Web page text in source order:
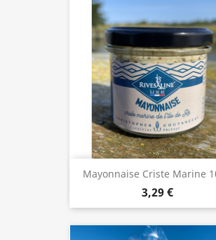
Mayonnaise Criste Marine
3,29 €